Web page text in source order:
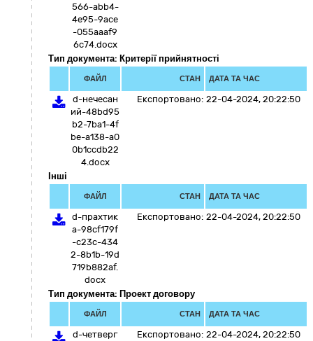
566-abb4-
4e95-9ace
-055aaaf9
6c74.docx
Тип документа: Критерії прийнятності
ФАЙЛ СТАН ДАТА ТА ЧАС
d-нечесан
ий-48bd95
b2-7ba1-4f
be-a138-a0
0b1ccdb22
4.docx
Експортовано: 22-04-2024, 20:22:50
Інші
ФАЙЛ СТАН ДАТА ТА ЧАС
d-прахтик
а-98cf179f
-c23c-434
2-8b1b-19d
719b882af.
docx
Експортовано: 22-04-2024, 20:22:50
Тип документа: Проект договору
ФАЙЛ СТАН ДАТА ТА ЧАС
d-четверг
Експортовано: 22-04-2024, 20:22:50